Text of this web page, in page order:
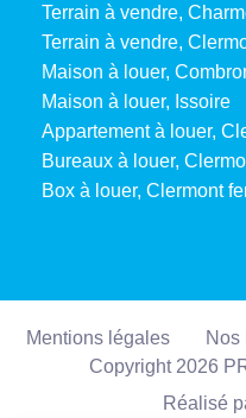
Terrain à vendre,
Terrain à vendre,
Maison à louer,
Maison à louer, Issoire
Appartement à louer,
Bureaux à louer,
Box à louer, Clermont
Mentions légales Nos
Copyright 2026
Réalisé